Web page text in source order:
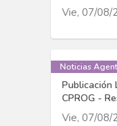
Vie, 07/08/
Noticias
Publicación
CPROG -
Vie, 07/08/